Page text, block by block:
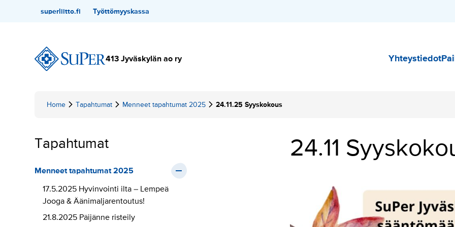
Toissijainen
superliitto.fi Työttömyyskassa
413 Jyväskylän ao ry Yhteystiedot
Home Tapahtumat Menneet tapahtumat 2025 24.11.25 Syyskokous
Tapahtumat
Menneet tapahtumat 2025
17.5.2025 Hyvinvointi ilta – Lempeä
Jooga & Äänimaljarentoutus!
21.8.2025 Päijänne risteily
24.11